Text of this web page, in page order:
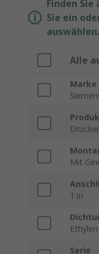
Finden
Sie ein
auswählen.
Alle
Marke
Mit
1 in
Serie